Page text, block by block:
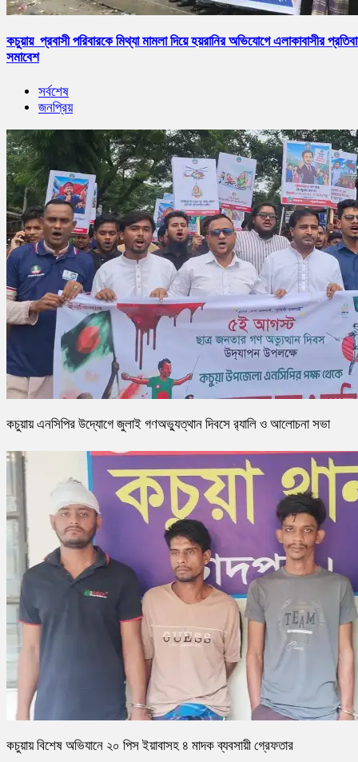
কচুয়ায় প্রবাসী পরিবারকে মিথ্যা মামলা দিয়ে হয়রানির অভিযোগে এলাকাবাসীর
সমাবেশ
সর্বশেষ
জনপ্রিয়
কচুয়ায় এনসিপির উদ্যোগে জুলাই গণঅভ্যুত্থান দিবসে র‌্যালি ও আলোচনা সভা
কচুয়ায় বিশেষ অভিযানে ২০ পিস ইয়াবাসহ ৪ মাদক ব্যবসায়ী গ্রেফতার